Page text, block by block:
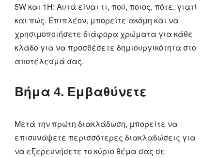
5W και 1H: Αυτά είναι τι, πού, ποιος, πότε, γιατί
και πώς. Επιπλέον, μπορείτε ακόμη και να
χρησιμοποιήσετε διάφορα χρώματα για κάθε
κλάδο για να προσθέσετε δημιουργικότητα στο
αποτέλεσμά σας.
Βήμα 4. Εμβαθύνετε
Μετά την πρώτη διακλάδωση, μπορείτε να
επισυνάψετε περισσότερες διακλαδώσεις για
να εξερευνήσετε το κύριο θέμα σας σε